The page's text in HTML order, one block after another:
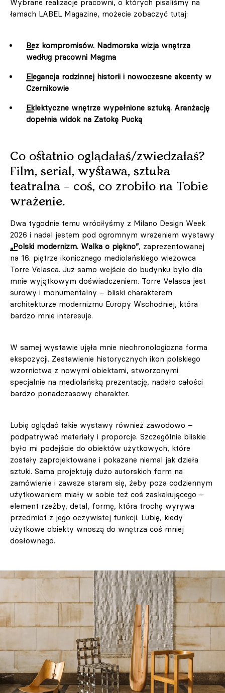
Wybrane realizacje pracowni, o których pisaliśmy na
łamach LABEL Magazine, możecie zobaczyć tutaj:
Bez kompromisów. Nadmorska wizja wnętrza
według pracowni Magma
Elegancja rodzinnej historii i nowoczesne akcenty w
Czernikowie
Eklektyczne wnętrze wypełnione sztuką. Aranżację
dopełnia widok na Zatokę Pucką
Co ostatnio oglądałaś/zwiedzałaś?
Film, serial, wystawa, sztuka
teatralna – coś, co zrobiło na Tobie
wrażenie.
Dwa tygodnie temu wróciłyśmy z Milano Design Week
2026 i nadal jestem pod ogromnym wrażeniem wystawy
„Polski modernizm. Walka o piękno”, zaprezentowanej
na 16. piętrze ikonicznego mediolańskiego wieżowca
Torre Velasca. Już samo wejście do budynku było dla
mnie wyjątkowym doświadczeniem. Torre Velasca jest
surowy i monumentalny – bliski charakterem
architekturze modernizmu Europy Wschodniej, która
bardzo mnie interesuje.
W samej wystawie ujęła mnie niechronologiczna forma
ekspozycji. Zestawienie historycznych ikon polskiego
wzornictwa z nowymi obiektami, stworzonymi
specjalnie na mediolańską prezentację, nadało całości
bardzo ponadczasowy charakter.
Lubię oglądać takie wystawy również zawodowo –
podpatrywać materiały i proporcje. Szczególnie bliskie
było mi podejście do obiektów użytkowych, które
zostały zaprojektowane i pokazane niemal jak dzieła
sztuki. Sama projektuję dużo autorskich form na
zamówienie i zawsze staram się, żeby poza codziennym
użytkowaniem miały w sobie też coś zaskakującego –
element rzeźby, detal, formę, która trochę wyrywa
przedmiot z jego oczywistej funkcji. Lubię, kiedy
użytkowe obiekty wnoszą do wnętrza coś mniej
dosłownego.